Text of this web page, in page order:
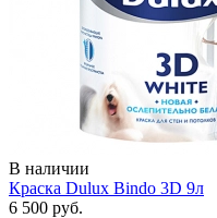
В наличии
Краска Dulux Bindo 3D 9л
6 500 руб.